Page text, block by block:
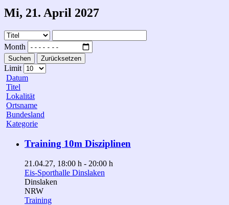
Mi, 21. April 2027
Month
Suchen Zurücksetzen
Limit
Datum
Titel
Lokalität
Ortsname
Bundesland
Kategorie
Training 10m Disziplinen
21.04.27, 18:00 h - 20:00 h
Eis-Sporthalle Dinslaken
Dinslaken
NRW
Training